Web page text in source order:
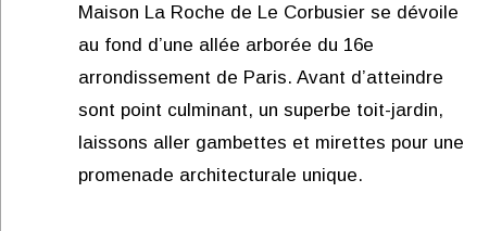
Maison La Roche de Le Corbusier se dévoile
au fond d’une allée arborée du 16e
arrondissement de Paris. Avant d’atteindre
sont point culminant, un superbe toit-jardin,
laissons aller gambettes et mirettes pour une
promenade architecturale unique.